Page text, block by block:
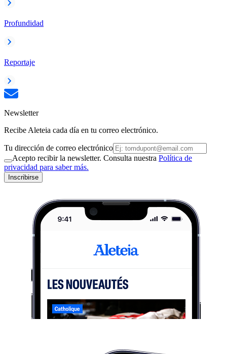
Profundidad
Reportaje
Newsletter
Recibe Aleteia cada día en tu correo electrónico.
Tu dirección de correo electrónico
Acepto recibir la newsletter. Consulta nuestra Política de
privacidad para saber más.
Inscribirse